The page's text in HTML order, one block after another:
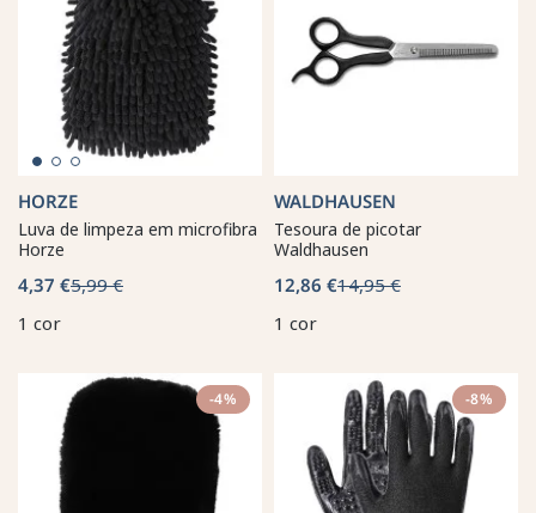
HORZE
Luva de limpeza em microfibra
Horze
4,37 €5,99 €
1 cor
WALDHAUSEN
Tesoura de picotar
Waldhausen
12,86 €14,95 €
1 cor
-4% -8%